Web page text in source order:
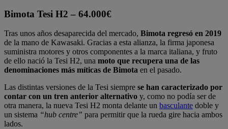
Bimota Tesi H2 – 64.000€
Tras unos años desaparecida del mercado, Bimota regresó en 2019
de la mano de Kawasaki. Gracias a esta alianza, la firma japonesa
suministra motores y otros componentes a la marca italiana, y fruto
de ello nació la Tesi H2, una moto que recupera una de las
denominaciones más míticas de Bimota en el pasado.
Las distintas versiones de la Tesi siempre se han caracterizado por
contar con un tren anterior alternativo y, como no podía ser de
otra manera, la nueva Tesi H2 monta delante un basculante doble y
un sistema “hub centre” para permitir que la rueda gire hacia ambos
lados.